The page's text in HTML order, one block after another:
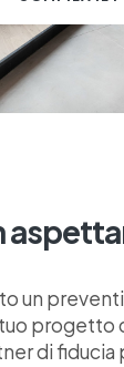
un
progetto
di fiducia